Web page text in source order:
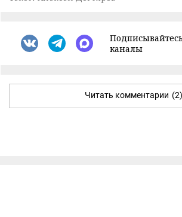
каналы
Читать комментарии (2)